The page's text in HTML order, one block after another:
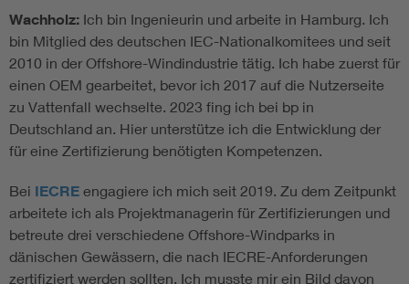
Wachholz: Ich bin Ingenieurin und arbeite in Hamburg. Ich
bin Mitglied des deutschen IEC-Nationalkomitees und seit
2010 in der Offshore-Windindustrie tätig. Ich habe zuerst für
einen OEM gearbeitet, bevor ich 2017 auf die Nutzerseite
zu Vattenfall wechselte. 2023 fing ich bei bp in
Deutschland an. Hier unterstütze ich die Entwicklung der
für eine Zertifizierung benötigten Kompetenzen.
Bei IECRE engagiere ich mich seit 2019. Zu dem Zeitpunkt
arbeitete ich als Projektmanagerin für Zertifizierungen und
betreute drei verschiedene Offshore-Windparks in
dänischen Gewässern, die nach IECRE-Anforderungen
zertifiziert werden sollten. Ich musste mir ein Bild davon